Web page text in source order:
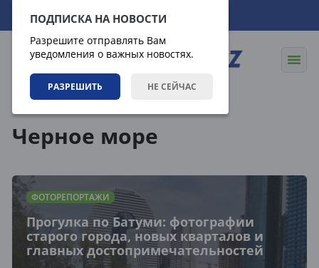
ПОДПИСКА НА НОВОСТИ
Разрешите отправлять Вам
уведомления о важных новостях.
РАЗРЕШИТЬ НЕ СЕЙЧАС
09.08.2026 12:10:07
Черное море
ФОТОРЕПОРТАЖИ
Прогулка по Батуми: фотографии
старого города, новых кварталов и
главных достопримечательностей